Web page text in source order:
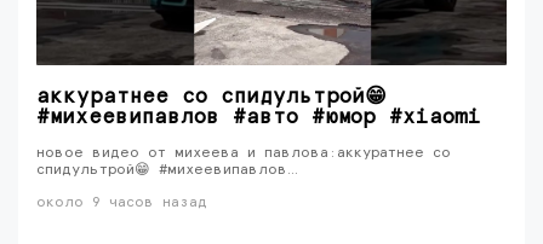
аккуратнее со спидультрой😁
#михеевипавлов #авто #юмор #xiaomi
новое видео от михеева и павлова:аккуратнее со
спидультрой😁 #михеевипавлов…
около 9 часов назад